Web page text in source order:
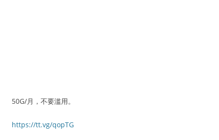
50G/月，不要滥用。
https://tt.vg/qopTG